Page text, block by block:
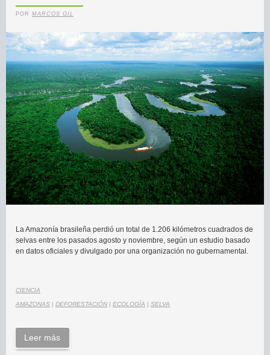
POR MARCOS GIL
La Amazonía brasileña perdió un total de 1.206 kilómetros cuadrados de
selvas entre los pasados agosto y noviembre, según un estudio basado
en datos oficiales y divulgado por una organización no gubernamental.
CIENCIA
AMAZONAS | DEFORESTACIÓN | ECOLOGÍA | SELVA
Leer más